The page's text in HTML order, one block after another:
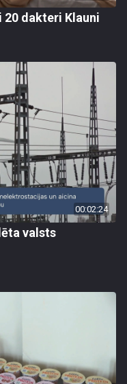
20 dakteri Klauni
00:02:24
valsts